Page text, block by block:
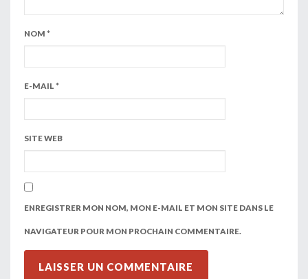
NOM *
E-MAIL *
SITE WEB
ENREGISTRER MON NOM, MON E-MAIL ET MON SITE DANS LE
NAVIGATEUR POUR MON PROCHAIN COMMENTAIRE.